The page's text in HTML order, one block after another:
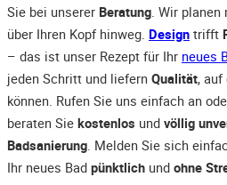
Sie bei unserer Beratung. Wir planen
über Ihren Kopf hinweg. Design trifft
– das ist unser Rezept für Ihr neues
jeden Schritt und liefern Qualität, auf
können. Rufen Sie uns einfach an
beraten Sie kostenlos und völlig
Badsanierung. Melden Sie sich
Ihr neues Bad pünktlich und ohne